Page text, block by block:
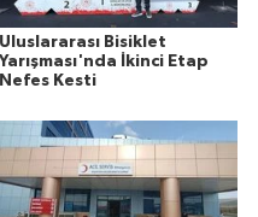
Uluslararası Bisiklet
İkinci Etap
Nefes Kesti